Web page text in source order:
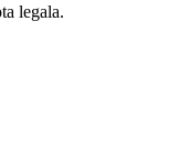
legala.